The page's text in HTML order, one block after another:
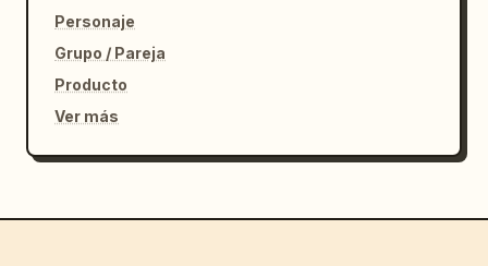
Personaje
Grupo / Pareja
Producto
Ver más